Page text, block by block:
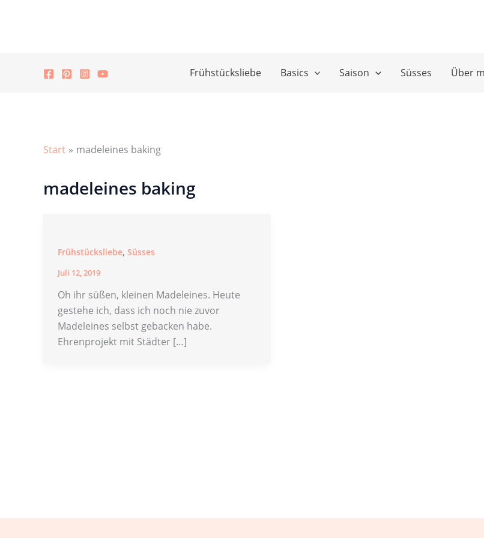
Frühstücksliebe Basics Saison Süsses Über
Start madeleines baking
madeleines baking
Frühstücksliebe, Süsses
Juli 12, 2019
Oh ihr süßen, kleinen Madeleines. Heute
gestehe ich, dass ich noch nie zuvor
Madeleines selbst gebacken habe.
Ehrenprojekt mit Städter […]